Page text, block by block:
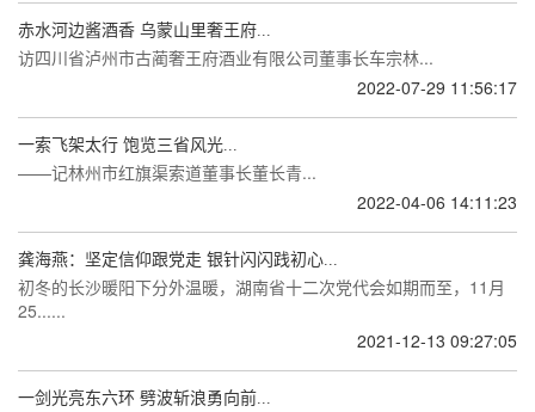
赤水河边酱酒香 乌蒙山里奢王府...
访四川省泸州市古蔺奢王府酒业有限公司董事长车宗林...
2022-07-29 11:56:17
一索飞架太行 饱览三省风光...
——记林州市红旗渠索道董事长董长青...
2022-04-06 14:11:23
龚海燕：坚定信仰跟党走 银针闪闪践初心...
初冬的长沙暖阳下分外温暖，湖南省十二次党代会如期而至，11月
25......
2021-12-13 09:27:05
一剑光亮东六环 劈波斩浪勇向前...